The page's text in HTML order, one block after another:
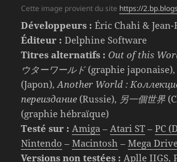
Cette image provient du site https://
Développeurs : Éric Chahi &
Éditeur : Delphine Software
Titres alternatifs : Out of this
ウターワールド(graphie
(Japon),Another World :
переиздание (Russie), 另一個世界
(graphie hébraïque)
Testé sur : Amiga – Atari ST –PC
Nintendo –Macintosh –Mega
Versions non testées : Aplle IIGS,